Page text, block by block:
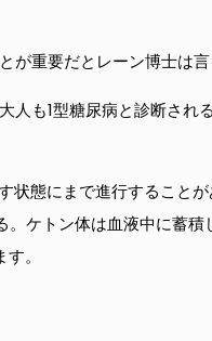
重要だとレーン博士は言
人も1型糖尿病と診断さ
態にまで進行すること
ケトン体は血液中に蓄
。